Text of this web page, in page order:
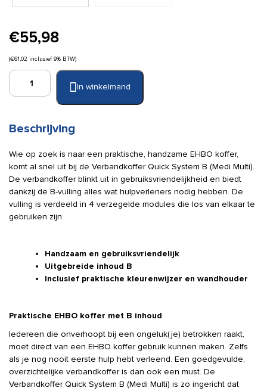
€55,98
(€61,02 inclusief 9% BTW)
Verbandkoffer
B
multi)
aantal
In winkelmand
Beschrijving
Wie op zoek is naar een praktische, handzame EHBO koffer,
komt al snel uit bij de Verbandkoffer Quick System B (Medi Multi).
De verbandkoffer blinkt uit in gebruiksvriendelijkheid en biedt
dankzij de B-vulling alles wat hulpverleners nodig hebben. De
vulling is verdeeld in 4 verzegelde modules die los van elkaar te
gebruiken zijn.
Handzaam en gebruiksvriendelijk
Uitgebreide inhoud B
Inclusief praktische kleurenwijzer en wandhouder
Praktische EHBO koffer met B inhoud
Iedereen die onverhoopt bij een ongeluk(je) betrokken raakt,
moet direct van een EHBO koffer gebruik kunnen maken. Zelfs
als je nog nooit eerste hulp hebt verleend. Een goedgevulde,
overzichtelijke verbandkoffer is dan ook een must. De
Verbandkoffer Quick System B (Medi Multi) is zo ingericht dat